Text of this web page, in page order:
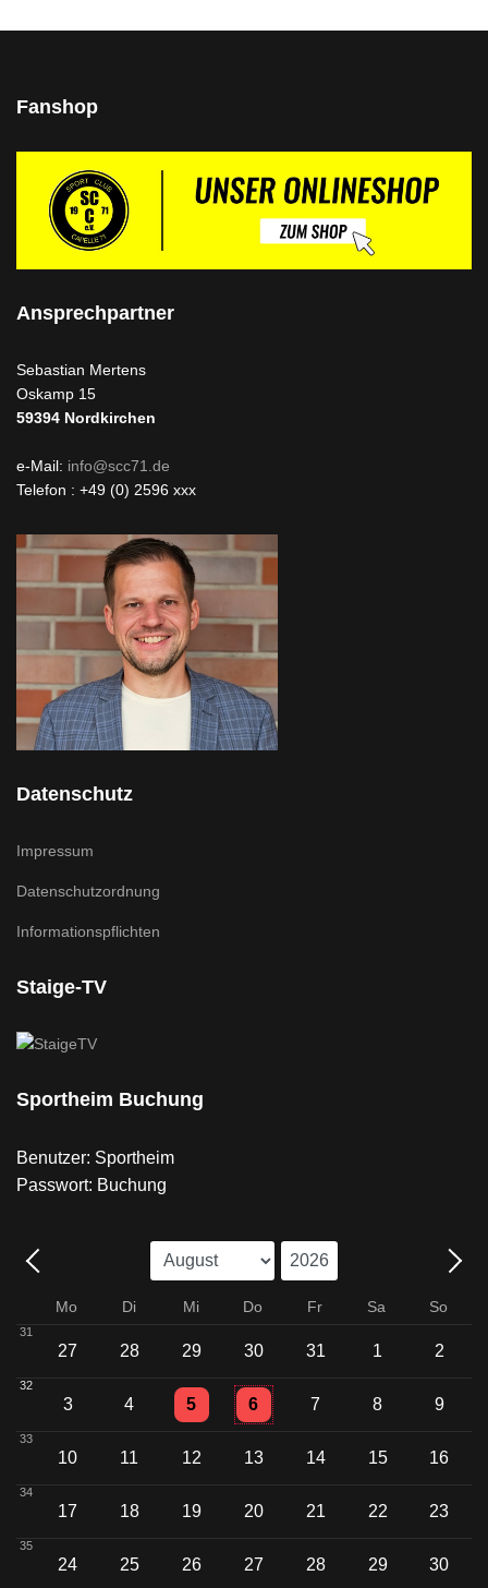
Fanshop
Ansprechpartner
Sebastian Mertens
Oskamp 15
59394 Nordkirchen
e-Mail: info@scc71.de
Telefon : +49 (0) 2596 xxx
Datenschutz
Impressum
Datenschutzordnung
Informationspflichten
Staige-TV
Sportheim Buchung
Benutzer: Sportheim
Passwort: Buchung
Mo Di Mi Do Fr Sa So
31
27 28 29 30 31 1 2
32
3 4 5
Einzelne Veranstaltung
6
Einzelne Veranstaltung
7 8 9
33
10 11 12 13 14 15 16
34
17 18 19 20 21 22 23
35
24 25 26 27 28 29 30